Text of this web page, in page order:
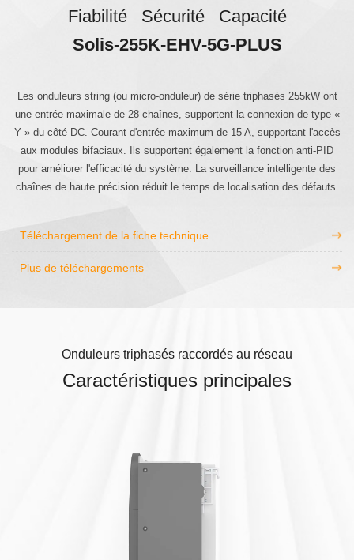
Fiabilité Sécurité Capacité
Solis-255K-EHV-5G-PLUS
Les onduleurs string (ou micro-onduleur) de série triphasés 255kW ont
une entrée maximale de 28 chaînes, supportent la connexion de type «
Y » du côté DC. Courant d'entrée maximum de 15 A, supportant l'accès
aux modules bifaciaux. Ils supportent également la fonction anti-PID
pour améliorer l'efficacité du système. La surveillance intelligente des
chaînes de haute précision réduit le temps de localisation des défauts.
Téléchargement de la fiche technique
Plus de téléchargements
Onduleurs triphasés raccordés au réseau
Caractéristiques principales